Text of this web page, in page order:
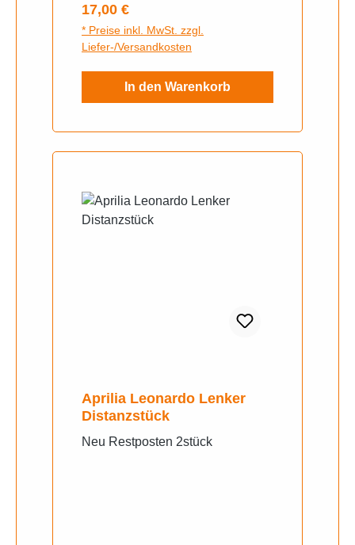
Regulärer Preis:
17,00 €
* Preise inkl. MwSt. zzgl.
Liefer-/Versandkosten
In den Warenkorb
Aprilia Leonardo Lenker
Distanzstück